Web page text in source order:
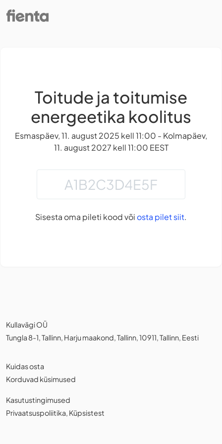
Toitude ja toitumise
energeetika koolitus
Esmaspäev, 11. august 2025 kell 11:00 - Kolmapäev,
11. august 2027 kell 11:00 EEST
Sisesta oma pileti kood või osta pilet siit.
Kullavägi OÜ
Tungla 8-1, Tallinn, Harju maakond, Tallinn, 10911, Tallinn, Eesti
Kuidas osta
Korduvad küsimused
Kasutustingimused
Privaatsuspoliitika, Küpsistest